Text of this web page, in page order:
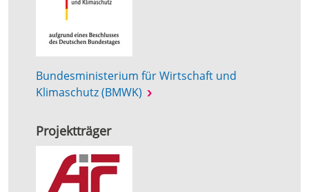
Bundesministerium für Wirtschaft und
Klimaschutz (BMWK)
Projektträger